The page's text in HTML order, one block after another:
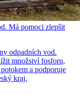
Má pomoci zlepšit
odpadních vod.
množství fosforu,
a podporuje
kraj.